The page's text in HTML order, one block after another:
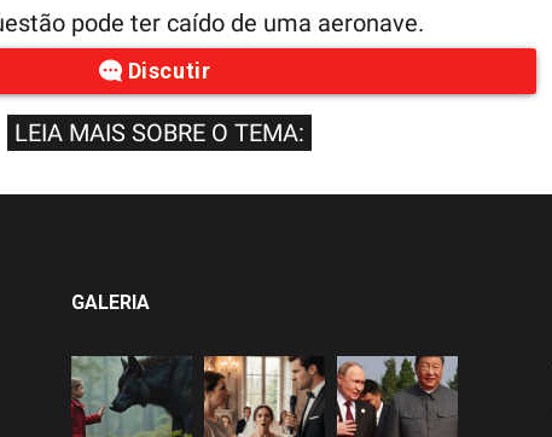
pode ter caído de uma aeronave.
Discutir
LEIA MAIS SOBRE O TEMA:
GALERIA